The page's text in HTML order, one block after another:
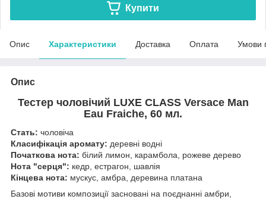
Купити
Опис Характеристики Доставка Оплата Умови
Опис
Тестер чоловічий LUXE CLASS Versace Man
Eau Fraiche, 60 мл.
Стать: чоловіча
Класифікація аромату: деревні водні
Початкова нота: білий лимон, карамбола, рожеве дерево
Нота "серця": кедр, естрагон, шавлія
Кінцева нота: мускус, амбра, деревина платана
Базові мотиви композиції засновані на поєднанні амбри,